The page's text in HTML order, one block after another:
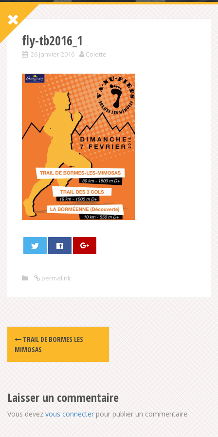
fly-tb2016_1
26 janvier 2016 Colette
permalink
Post
navigation
TRAIL DE BORMES LES
MIMOSAS
Laisser un commentaire
Vous devez vous connecter pour publier un commentaire.